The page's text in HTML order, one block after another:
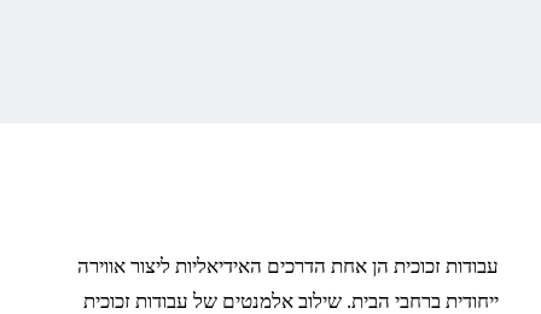
עבודות זכוכית הן אחת הדרכים האידיאליות ליצור אווירה
ייחודית ברחבי הבית. שילוב אלמנטים של עבודות זכוכית